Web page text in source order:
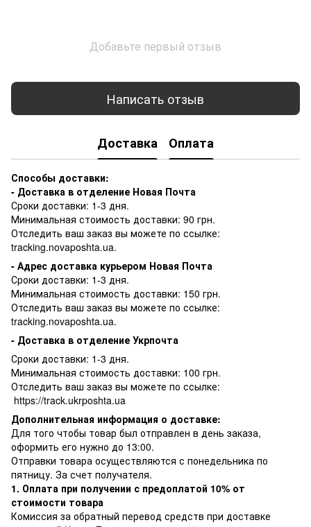
Добавьте первый отзыв
Написать отзыв
Доставка Оплата
Способы доставки:
- Доставка в отделение Новая Почта
Сроки доставки: 1-3 дня.
Минимальная стоимость доставки: 90 грн.
Отследить ваш заказ вы можете по ссылке:
tracking.novaposhta.ua.
- Адрес доставка курьером Новая Почта
Сроки доставки: 1-3 дня.
Минимальная стоимость доставки: 150 грн.
Отследить ваш заказ вы можете по ссылке:
tracking.novaposhta.ua.
- Доставка в отделение Укрпочта
Сроки доставки: 1-3 дня.
Минимальная стоимость доставки: 100 грн.
Отследить ваш заказ вы можете по ссылке:
https://track.ukrposhta.ua
Дополнительная информация о доставке:
Для того чтобы товар был отправлен в день заказа,
оформить его нужно до 13:00.
Отправки товара осуществляются с понедельника по
пятницу. За счет получателя.
1. Оплата при получении с предоплатой 10% от
стоимости товара
Комиссия за обратный перевод средств при доставке